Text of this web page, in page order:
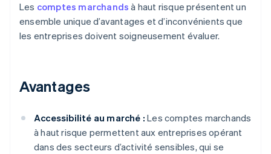
Les comptes marchands à haut risque présentent un
ensemble unique d’avantages et d’inconvénients que
les entreprises doivent soigneusement évaluer.
Avantages
Accessibilité au marché : Les comptes marchands
à haut risque permettent aux entreprises opérant
dans des secteurs d’activité sensibles, qui se